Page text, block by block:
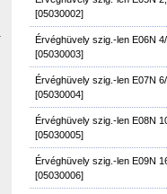
[05030002]
Érvéghüvely szig.-len E06N
[05030003]
Érvéghüvely szig.-len E07N
[05030004]
Érvéghüvely szig.-len E08N
[05030005]
Érvéghüvely szig.-len E09N
[05030006]